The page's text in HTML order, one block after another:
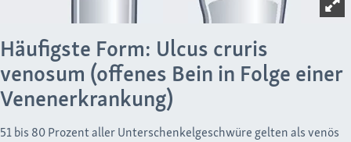
Häufigste Form: Ulcus cruris
venosum (offenes Bein in Folge einer
Venenerkrankung)
51 bis 80 Prozent aller Unterschenkelgeschwüre gelten als venös